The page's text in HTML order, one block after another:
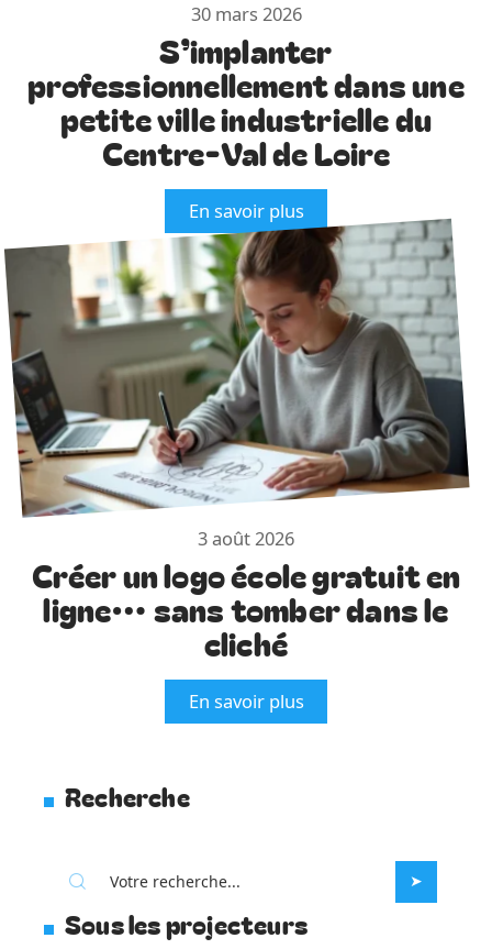
30 mars 2026
S’implanter
professionnellement dans une
petite ville industrielle du
Centre-Val de Loire
En savoir plus
3 août 2026
Créer un logo école gratuit en
ligne… sans tomber dans le
cliché
En savoir plus
Recherche
Sous les projecteurs